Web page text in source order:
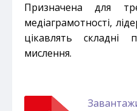
Призначена для
медіаграмотності,
цікавлять складні
мислення.